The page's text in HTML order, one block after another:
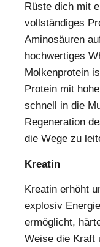
Rüste dich mit
vollständiges
Aminosäuren
hochwertiges
Molkenprotein
Protein mit
schnell in die
Regeneration
die Wege zu
Kreatin
Kreatin erhöht
explosiv
ermöglicht,
Weise die Kraft